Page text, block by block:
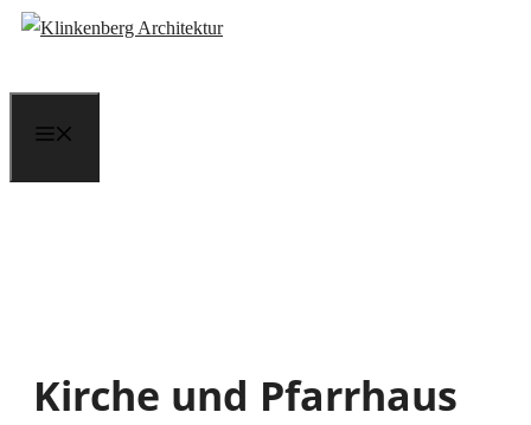
Zum
springen
Kirche und Pfarrhaus